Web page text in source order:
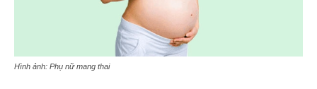
Hình ảnh: Phụ nữ mang thai